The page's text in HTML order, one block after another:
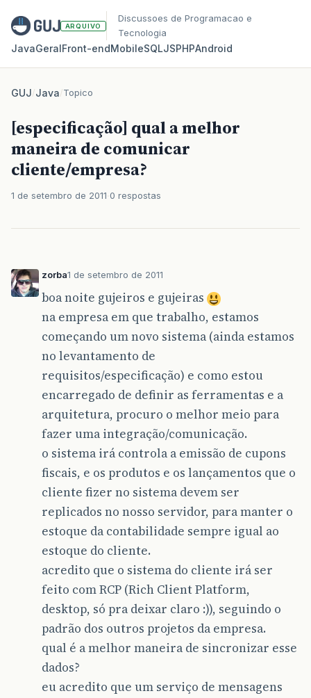
ARQUIVO
Discussoes de Programacao e
Tecnologia
JavaGeralFront‑endMobileSQLJSPHPAndroid
GUJ/Java/Topico
[especificação] qual a melhor
maneira de comunicar
cliente/empresa?
1 de setembro de 2011 0 respostas
zorba1 de setembro de 2011
boa noite gujeiros e gujeiras
na empresa em que trabalho, estamos
começando um novo sistema (ainda estamos
no levantamento de
requisitos/especificação) e como estou
encarregado de definir as ferramentas e a
arquitetura, procuro o melhor meio para
fazer uma integração/comunicação.
o sistema irá controla a emissão de cupons
fiscais, e os produtos e os lançamentos que o
cliente fizer no sistema devem ser
replicados no nosso servidor, para manter o
estoque da contabilidade sempre igual ao
estoque do cliente.
acredito que o sistema do cliente irá ser
feito com RCP (Rich Client Platform,
desktop, só pra deixar claro :)), seguindo o
padrão dos outros projetos da empresa.
qual é a melhor maneira de sincronizar esse
dados?
eu acredito que um serviço de mensagens